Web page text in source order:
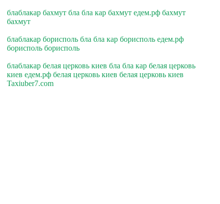
блаблакар бахмут бла бла кар бахмут едем.рф бахмут
бахмут
блаблакар борисполь бла бла кар борисполь едем.рф
борисполь борисполь
блаблакар белая церковь киев бла бла кар белая церковь
киев едем.рф белая церковь киев белая церковь киев
Taxiuber7.com